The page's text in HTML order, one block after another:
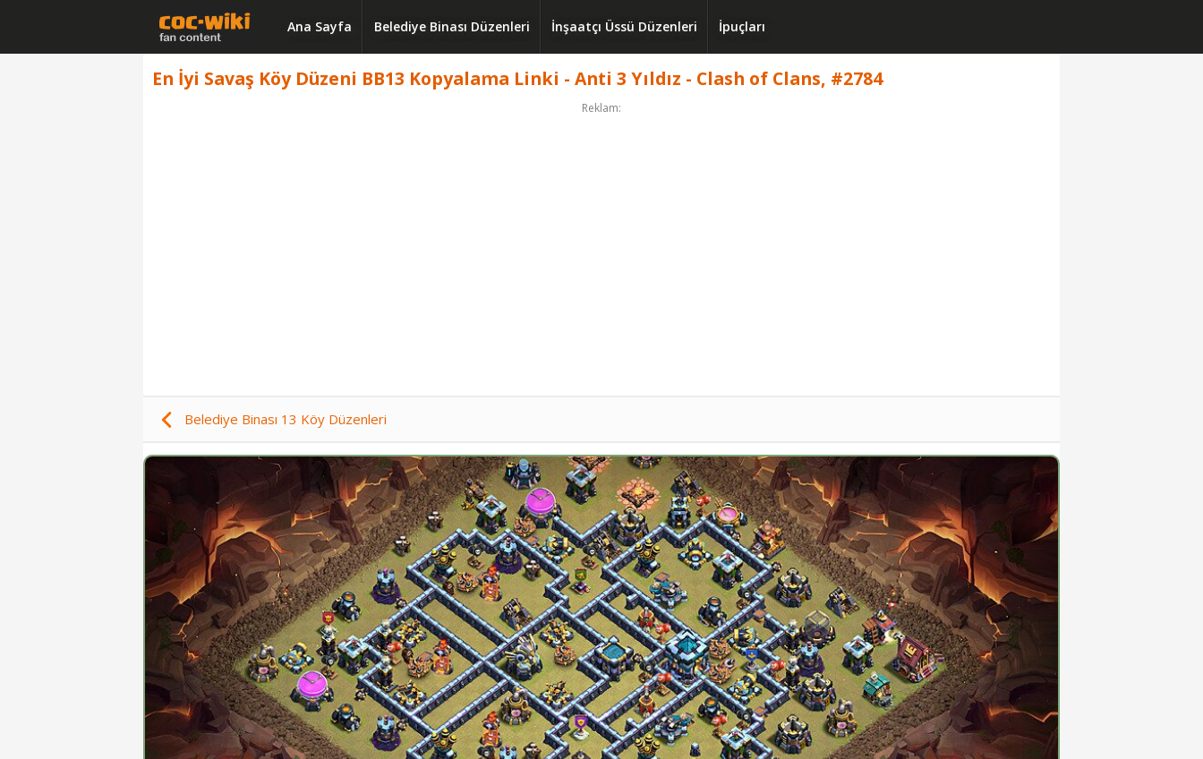
Ana Sayfa Belediye Binası Düzenleri İnşaatçı Üssü Düzenleri İpuçları
En İyi Savaş Köy Düzeni BB13 Kopyalama Linki - Anti 3 Yıldız - Clash of Clans, #2784
Reklam:
Belediye Binası 13 Köy Düzenleri